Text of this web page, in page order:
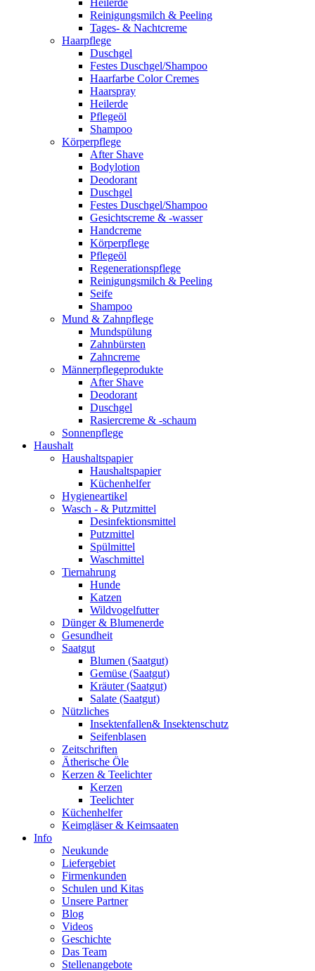
Heilerde
Reinigungsmilch & Peeling
Tages- & Nachtcreme
Haarpflege
Duschgel
Festes Duschgel/Shampoo
Haarfarbe Color Cremes
Haarspray
Heilerde
Pflegeöl
Shampoo
Körperpflege
After Shave
Bodylotion
Deodorant
Duschgel
Festes Duschgel/Shampoo
Gesichtscreme & -wasser
Handcreme
Körperpflege
Pflegeöl
Regenerationspflege
Reinigungsmilch & Peeling
Seife
Shampoo
Mund & Zahnpflege
Mundspülung
Zahnbürsten
Zahncreme
Männerpflegeprodukte
After Shave
Deodorant
Duschgel
Rasiercreme & -schaum
Sonnenpflege
Haushalt
Haushaltspapier
Haushaltspapier
Küchenhelfer
Hygieneartikel
Wasch - & Putzmittel
Desinfektionsmittel
Putzmittel
Spülmittel
Waschmittel
Tiernahrung
Hunde
Katzen
Wildvogelfutter
Dünger & Blumenerde
Gesundheit
Saatgut
Blumen (Saatgut)
Gemüse (Saatgut)
Kräuter (Saatgut)
Salate (Saatgut)
Nützliches
Insektenfallen& Insektenschutz
Seifenblasen
Zeitschriften
Ätherische Öle
Kerzen & Teelichter
Kerzen
Teelichter
Küchenhelfer
Keimgläser & Keimsaaten
Info
Neukunde
Liefergebiet
Firmenkunden
Schulen und Kitas
Unsere Partner
Blog
Videos
Geschichte
Das Team
Stellenangebote